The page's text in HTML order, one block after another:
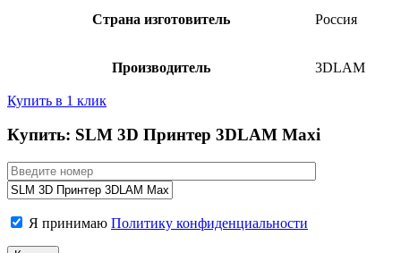
Страна изготовитель Россия
Производитель 3DLAM
Купить в 1 клик
Купить: SLM 3D Принтер 3DLAM Maxi
Я принимаю Политику конфиденциальности